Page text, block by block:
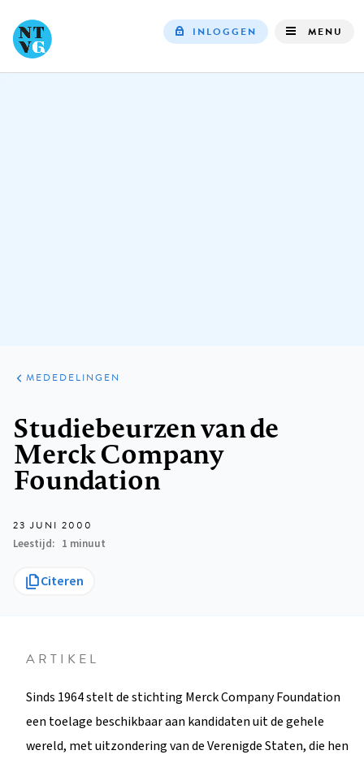
INLOGGEN MENU
ARTIKELEN
VARIA
MEDEDELINGEN
Studiebeurzen van de
Merck Company
Foundation
23 JUNI 2000
Leestijd
1 minuut
Citeren
ARTIKEL
Sinds 1964 stelt de stichting Merck Company Foundation
een toelage beschikbaar aan kandidaten uit de gehele
wereld, met uitzondering van de Verenigde Staten, die hen